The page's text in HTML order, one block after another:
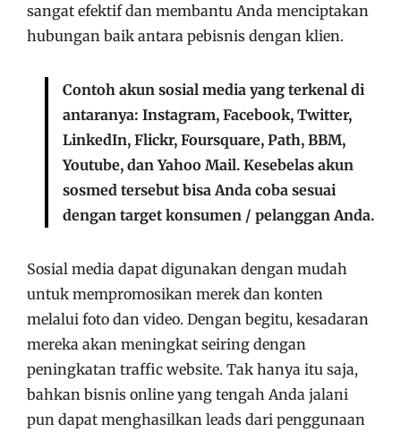
sangat efektif dan membantu Anda menciptakan
hubungan baik antara pebisnis dengan klien.
Contoh akun sosial media yang terkenal di
antaranya: Instagram, Facebook, Twitter,
LinkedIn, Flickr, Foursquare, Path, BBM,
Youtube, dan Yahoo Mail. Kesebelas akun
sosmed tersebut bisa Anda coba sesuai
dengan target konsumen / pelanggan Anda.
Sosial media dapat digunakan dengan mudah
untuk mempromosikan merek dan konten
melalui foto dan video. Dengan begitu, kesadaran
mereka akan meningkat seiring dengan
peningkatan traffic website. Tak hanya itu saja,
bahkan bisnis online yang tengah Anda jalani
pun dapat menghasilkan leads dari penggunaan